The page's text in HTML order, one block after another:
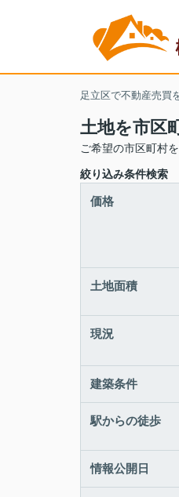
足立区で不動産売買
土地を市区
ご希望の市区町村
絞り込み条件検索
価格
土地面積
現況
建築条件
駅からの徒歩
情報公開日